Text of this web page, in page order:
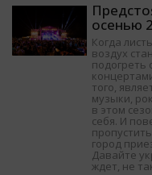
осенью
Когда
воздух
подогреть
того,
музыки,
в этом
себя. И
город
Давайте
ждет, не